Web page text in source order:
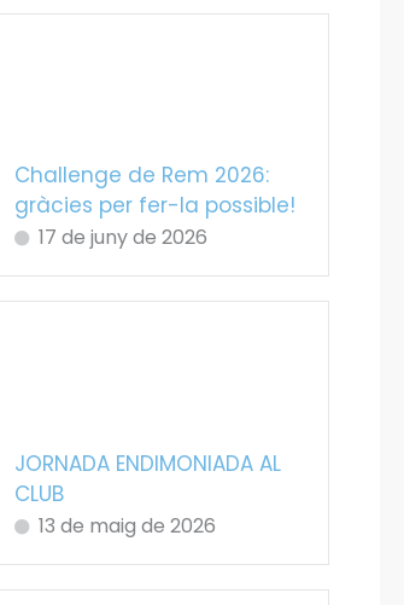
Challenge de Rem 2026:
gràcies per fer-la possible!
17 de juny de 2026
JORNADA ENDIMONIADA AL
CLUB
13 de maig de 2026